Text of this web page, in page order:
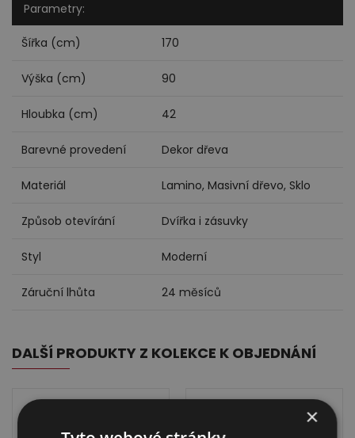
Parametry:
Šířka (cm) 170
Výška (cm) 90
Hloubka (cm) 42
Barevné provedení Dekor dřeva
Materiál Lamino, Masivní dřevo, Sklo
Způsob otevírání Dvířka i zásuvky
Styl Moderní
Záruční lhůta 24 měsíců
DALŠÍ PRODUKTY Z KOLEKCE K OBJEDNÁNÍ
×